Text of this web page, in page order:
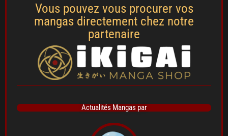
Vous pouvez vous procurer vos
mangas directement chez notre
partenaire
Actualités Mangas par